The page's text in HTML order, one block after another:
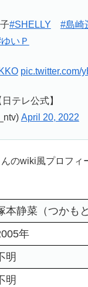
#SHELLY #島崎
いＰ
pic.twitter.com/
テレ公式】
April 20, 2022
のwiki風プロフィ
本静菜（つかも
年
明
明